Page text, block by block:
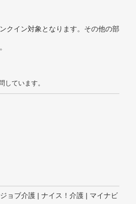
クイン対象となります。その他の部
しています。
ョブ介護 | ナイス！介護 | マイナビ